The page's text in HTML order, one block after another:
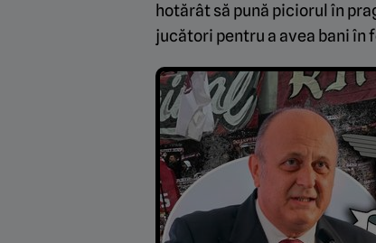
hotărât să pună piciorul în
jucători pentru a avea bani